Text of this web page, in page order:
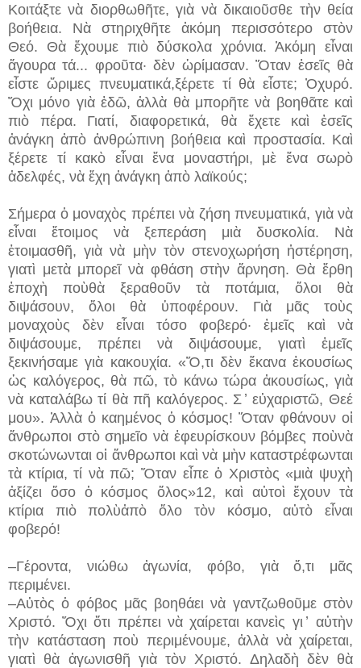
Κοιτάξτε νὰ διορθωθῆτε, γιὰ νὰ δικαιοῦσθε τὴν θεία
βοήθεια. Νὰ στηριχθῆτε ἀκόμη περισσότερο στὸν
Θεό. Θὰ ἔχουμε πιὸ δύσκολα χρόνια. Ἀκόμη εἶναι
ἄγουρα τά... φροῦτα· δὲν ὡρίμασαν. Ὅταν ἐσεῖς θὰ
εἶστε ὥριμες πνευματικά,ξέρετε τί θὰ εἶστε; Ὀχυρό.
Ὄχι μόνο γιὰ ἐδῶ, ἀλλὰ θὰ μπορῆτε νὰ βοηθᾶτε καὶ
πιὸ πέρα. Γιατί, διαφορετικά, θὰ ἔχετε καὶ ἐσεῖς
ἀνάγκη ἀπὸ ἀνθρώπινη βοήθεια καὶ προστασία. Καὶ
ξέρετε τί κακὸ εἶναι ἕνα μοναστήρι, μὲ ἕνα σωρὸ
ἀδελφές, νὰ ἔχη ἀνάγκη ἀπὸ λαϊκούς;
Σήμερα ὁ μοναχὸς πρέπει νὰ ζήση πνευματικά, γιὰ νὰ
εἶναι ἕτοιμος νὰ ξεπεράση μιὰ δυσκολία. Νὰ
ἑτοιμασθῆ, γιὰ νὰ μὴν τὸν στενοχωρήση ἡστέρηση,
γιατὶ μετὰ μπορεῖ νὰ φθάση στὴν ἄρνηση. Θὰ ἔρθη
ἐποχὴ ποὺθὰ ξεραθοῦν τὰ ποτάμια, ὅλοι θὰ
διψάσουν, ὅλοι θὰ ὑποφέρουν. Γιὰ μᾶς τοὺς
μοναχοὺς δὲν εἶναι τόσο φοβερό· ἐμεῖς καὶ νὰ
διψάσουμε, πρέπει νὰ διψάσουμε, γιατὶ ἐμεῖς
ξεκινήσαμε γιὰ κακουχία. «Ὅ,τι δὲν ἔκανα ἑκουσίως
ὡς καλόγερος, θὰ πῶ, τὸ κάνω τώρα ἀκουσίως, γιὰ
νὰ καταλάβω τί θὰ πῆ καλόγερος. Σ ̓ εὐχαριστῶ, Θεέ
μου». Ἀλλὰ ὁ καημένος ὁ κόσμος! Ὅταν φθάνουν οἱ
ἄνθρωποι στὸ σημεῖο νὰ ἐφευρίσκουν βόμβες ποὺνὰ
σκοτώνωνται οἱ ἄνθρωποι καὶ νὰ μὴν καταστρέφωνται
τὰ κτίρια, τί νὰ πῶ; Ὅταν εἶπε ὁ Χριστὸς «μιὰ ψυχὴ
ἀξίζει ὅσο ὁ κόσμος ὅλος»12, καὶ αὐτοὶ ἔχουν τὰ
κτίρια πιὸ πολὺἀπὸ ὅλο τὸν κόσμο, αὐτὸ εἶναι
φοβερό!
–Γέροντα, νιώθω ἀγωνία, φόβο, γιὰ ὅ,τι μᾶς
περιμένει.
–Αὐτὸς ὁ φόβος μᾶς βοηθάει νὰ γαντζωθοῦμε στὸν
Χριστό. Ὄχι ὅτι πρέπει νὰ χαίρεται κανεὶς γι ̓ αὐτὴν
τὴν κατάσταση ποὺ περιμένουμε, ἀλλὰ νὰ χαίρεται,
γιατὶ θὰ ἀγωνισθῆ γιὰ τὸν Χριστό. Δηλαδὴ δὲν θὰ